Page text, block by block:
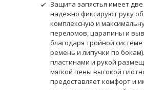
Защита запястья имеет
надежно фиксируют руку
комплексную и
переломов, царапины и
благодаря тройной
ремень и липучки по
пластинами и рукой
мягкой пены высокой
предоставляет комфорт и